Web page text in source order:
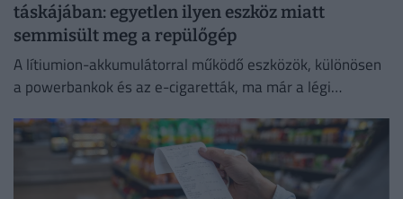
táskájában: egyetlen ilyen eszköz miatt
semmisült meg a repülőgép
A lítiumion-akkumulátorral működő eszközök, különösen
a powerbankok és az e-cigaretták, ma már a légi
jelentik.